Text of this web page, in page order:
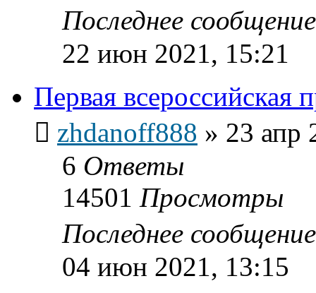
Последнее
22 июн 2021, 15:21
Первая всероссийская
zhdanoff888 » 23 апр
6 Ответы
14501 Просмотры
Последнее
04 июн 2021, 13:15